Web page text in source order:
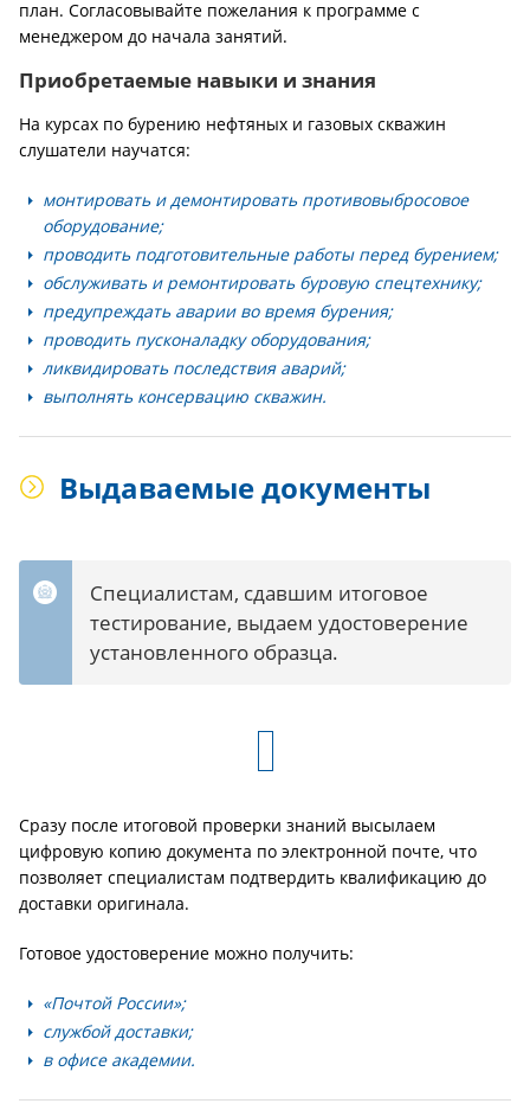
план. Согласовывайте пожелания к программе с
менеджером до начала занятий.
Приобретаемые навыки и знания
На курсах по бурению нефтяных и газовых скважин
слушатели научатся:
монтировать и демонтировать противовыбросовое
оборудование;
проводить подготовительные работы перед бурением;
обслуживать и ремонтировать буровую спецтехнику;
предупреждать аварии во время бурения;
проводить пусконаладку оборудования;
ликвидировать последствия аварий;
выполнять консервацию скважин.
Выдаваемые документы
Специалистам, сдавшим итоговое
тестирование, выдаем удостоверение
установленного образца.
Сразу после итоговой проверки знаний высылаем
цифровую копию документа по электронной почте, что
позволяет специалистам подтвердить квалификацию до
доставки оригинала.
Готовое удостоверение можно получить:
«Почтой России»;
службой доставки;
в офисе академии.